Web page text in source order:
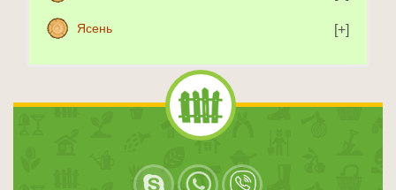
Ясень